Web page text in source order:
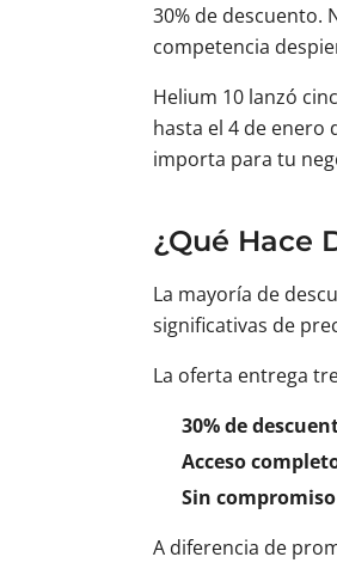
30% de descuento.
competencia
Helium 10 lanzó
hasta el 4 de enero
importa para tu
¿Qué Hace
La mayoría de
significativas de
La oferta entrega
30% de
Acceso
Sin
A diferencia de